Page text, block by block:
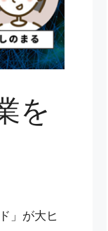
を
」が大ヒ